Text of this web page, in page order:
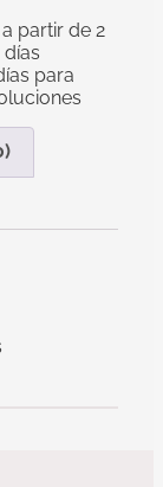
partir de 2
días
para